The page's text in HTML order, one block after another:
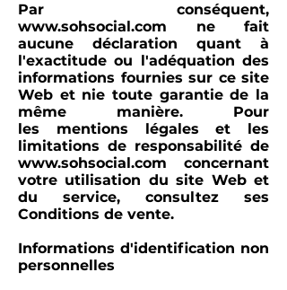
Par conséquent,
www.sohsocial.com ne fait
aucune déclaration quant à
l'exactitude ou l'adéquation des
informations fournies sur ce site
Web et nie toute garantie de la
même manière. Pour
les mentions légales et les
limitations de responsabilité de
www.sohsocial.com concernant
votre utilisation du site Web et
du service, consultez ses
Conditions de vente.
Informations d'identification non
personnelles